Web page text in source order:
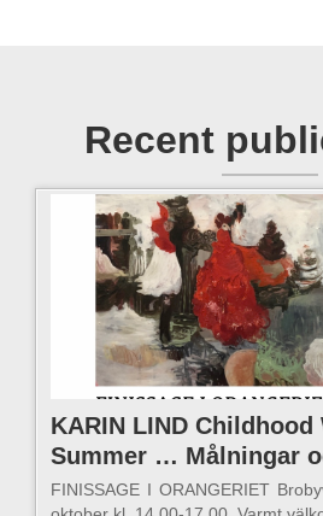
Recent
KARIN LIND Childhood
Summer … Målningar
FINISSAGE I ORANGERIET